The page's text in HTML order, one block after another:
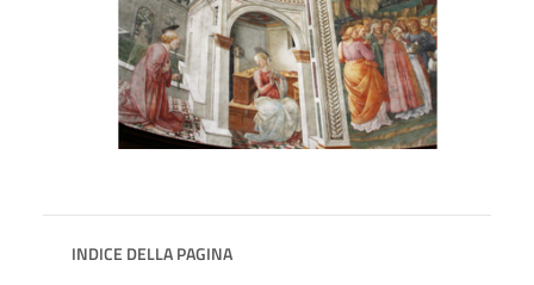
INDICE DELLA PAGINA